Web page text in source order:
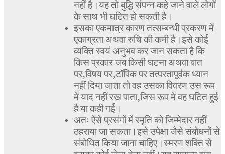
नहीं है।यह तो बुद्धि संपन्न कहे जाने वाले लोगों
के साथ भी घटित हो सकती है।
इसका एकमात्र कारण तत्सम्बन्धी प्रकरण में
एकाग्रता अथवा रुचि की कमी है।इसे कोई
व्यक्ति स्वयं अनुभव कर जान सकता है कि
किस प्रकार जब किसी घटना अथवा बात
पर,विषय पर,टॉपिक पर तत्परतापूर्वक ध्यान
नहीं दिया जाता तो वह उसका विवरण उस रूप
में याद नहीं रख पाता,जिस रूप में वह घटित हुई
है या कही गई।
अतः ऐसे प्रसंगों में स्मृति को जिम्मेदार नहीं
ठहराया जा सकता।इसे उपेक्षा जैसे संबोधनों से
संबोधित किया जाना चाहिए।स्मरण शक्ति से